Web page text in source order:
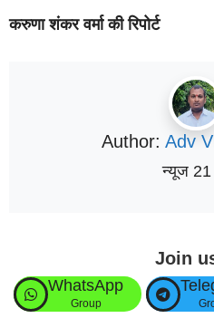
करुणा शंकर वर्मा की रिपोर्ट
Author: Adv
न्यूज 21
Join
WhatsApp
Group